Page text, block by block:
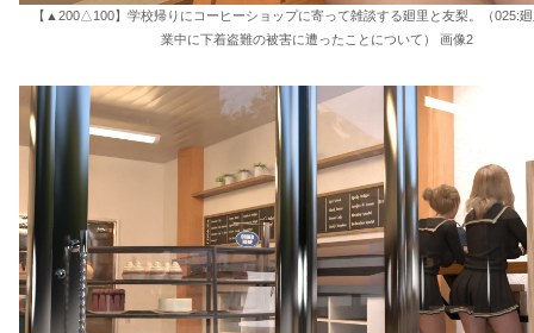
【▲200△100】学校帰りにコーヒーショップに寄って雑談する廻里と友梨。（025:
業中に下着盗難の被害に遭ったことについて） 画像2